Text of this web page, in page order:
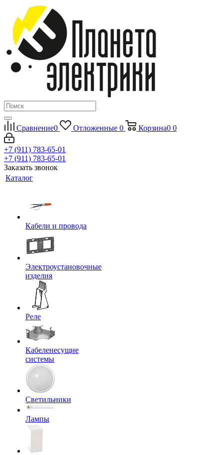
Сравнение0 Отложенные 0 Корзина0 0
+7 (911) 783-65-01
+7 (911) 783-65-01
Заказать звонок
Каталог
Кабели и провода
Электроустановочные
изделия
Реле
Кабеленесущие
системы
Светильники
Лампы